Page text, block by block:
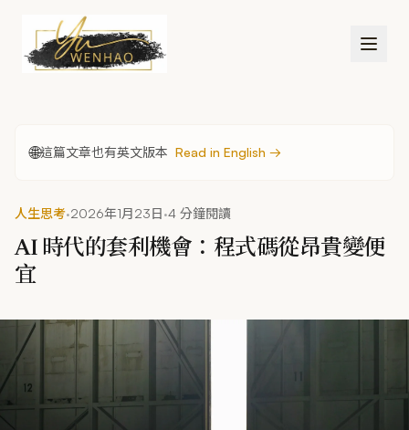
🌐這篇文章也有英文版本 Read in English →
人生思考·2026年1月23日·4 分鐘閱讀
AI 時代的套利機會：程式碼從昂貴變便
宜